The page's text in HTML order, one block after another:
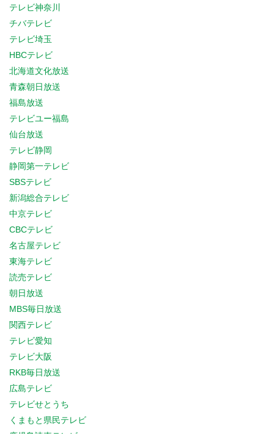
テレビ神奈川
チバテレビ
テレビ埼玉
HBCテレビ
北海道文化放送
青森朝日放送
福島放送
テレビユー福島
仙台放送
テレビ静岡
静岡第一テレビ
SBSテレビ
新潟総合テレビ
中京テレビ
CBCテレビ
名古屋テレビ
東海テレビ
読売テレビ
朝日放送
MBS毎日放送
関西テレビ
テレビ愛知
テレビ大阪
RKB毎日放送
広島テレビ
テレビせとうち
くまもと県民テレビ